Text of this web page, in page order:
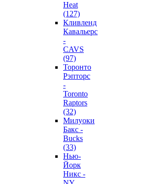
Heat
(127)
Кливленд
Кавальерс
-
CAVS
(97)
Торонто
Рэпторс
-
Toronto
Raptors
(32)
Милуоки
Бакс -
Bucks
(33)
Нью-
Йорк
Никс -